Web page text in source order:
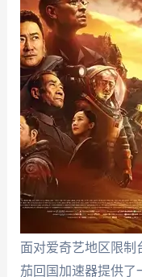
面对爱奇艺地区限制
茄回国加速器提供了